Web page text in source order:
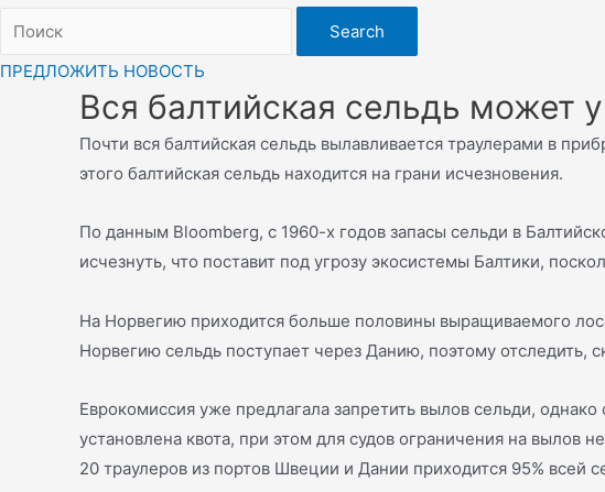
Search
ПРЕДЛОЖИТЬ НОВОСТЬ
Вся балтийская сельдь может
Почти вся балтийская сельдь вылавливается траулерами в
этого балтийская сельдь находится на грани исчезновения.
По данным Bloomberg, с 1960-х годов запасы сельди в
исчезнуть, что поставит под угрозу экосистемы Балтики,
На Норвегию приходится больше половины выращиваемого
Норвегию сельдь поступает через Данию, поэтому
Еврокомиссия уже предлагала запретить вылов сельди,
установлена квота, при этом для судов ограничения на вылов
20 траулеров из портов Швеции и Дании приходится 95%